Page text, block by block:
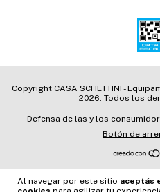
Al navegar por este sitio aceptás
Copyright CASA SCHETTINI -
- 2026. Todos los
Defensa de las y los
Botón de